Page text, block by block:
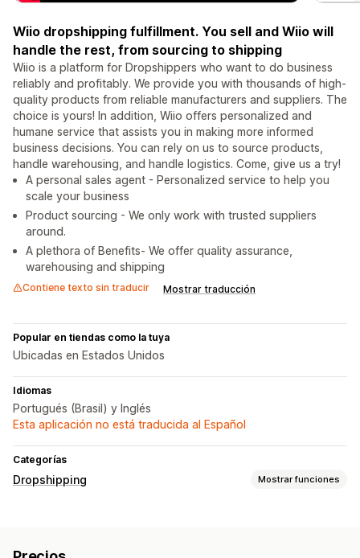
Wiio dropshipping fulfillment. You sell and Wiio will
handle the rest, from sourcing to shipping
Wiio is a platform for Dropshippers who want to do business
reliably and profitably. We provide you with thousands of high-
quality products from reliable manufacturers and suppliers. The
choice is yours! In addition, Wiio offers personalized and
humane service that assists you in making more informed
business decisions. You can rely on us to source products,
handle warehousing, and handle logistics. Come, give us a try!
A personal sales agent - Personalized service to help you
scale your business
Product sourcing - We only work with trusted suppliers
around.
A plethora of Benefits- We offer quality assurance,
warehousing and shipping
Contiene texto sin traducir Mostrar traducción
Popular en tiendas como la tuya
Ubicadas en Estados Unidos
Idiomas
Portugués (Brasil) y Inglés
Esta aplicación no está traducida al Español
Categorías
Dropshipping Mostrar funciones